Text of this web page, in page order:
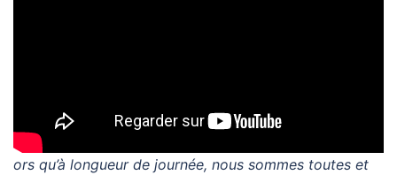
ors qu’à longueur de journée, nous sommes toutes et